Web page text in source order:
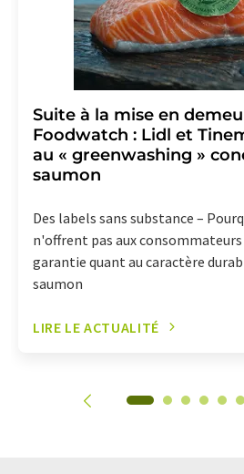
Suite à la mise en
Foodwatch : Lidl et
au « greenwashing »
saumon
Des labels sans substance –
n'offrent pas aux
garantie quant au caractère
saumon
LIRE LE ACTUALITÉ